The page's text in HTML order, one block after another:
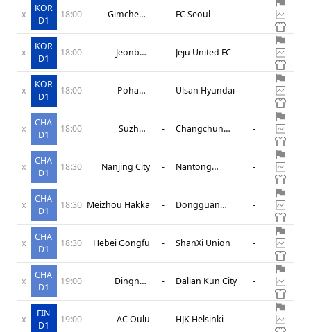
x
KOR
D1
18:00
Gimcheon
- FC Seoul -
x
KOR
D1
18:00
Jeonbuk
- Jeju United FC -
x
KOR
D1
18:00
Pohang
- Ulsan Hyundai -
x
CHA
D1
18:00
Suzhou
-
Changchun
-
x
CHA
D1
18:30 Nanjing City -
Nantong
-
x
CHA
D1
18:30 Meizhou Hakka -
Dongguan
-
x
CHA
D1
18:30 Hebei Gongfu - ShanXi Union -
x
CHA
D1
19:00
Dingnan
- Dalian Kun City -
x
FIN
D1
19:00 AC Oulu - HJK Helsinki -